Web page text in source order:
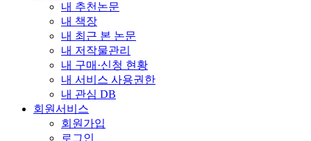
내 추천논문
내 책장
내 최근 본 논문
내 저작물관리
내 구매·신청 현황
내 서비스 사용권한
내 관심 DB
회원서비스
회원가입
로그인